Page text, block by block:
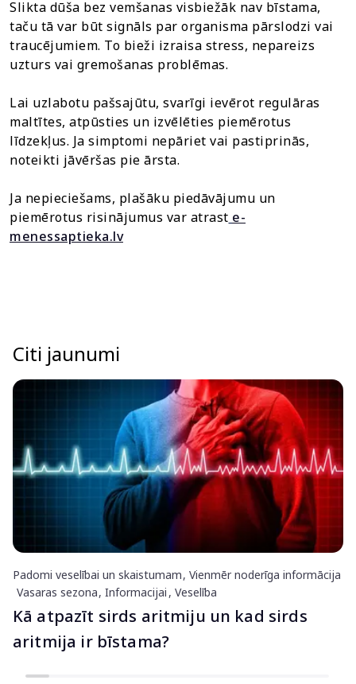
Slikta dūša bez vemšanas visbiežāk nav bīstama,
taču tā var būt signāls par organisma pārslodzi vai
traucējumiem. To bieži izraisa stress, nepareizs
uzturs vai gremošanas problēmas.
Lai uzlabotu pašsajūtu, svarīgi ievērot regulāras
maltītes, atpūsties un izvēlēties piemērotus
līdzekļus. Ja simptomi nepāriet vai pastiprinās,
noteikti jāvēršas pie ārsta.
Ja nepieciešams, plašāku piedāvājumu un
piemērotus risinājumus var atrast e-
menessaptieka.lv
Citi jaunumi
Padomi veselībai un skaistumam Vienmēr noderīga informācija
Vasaras sezona Informacijai Veselība
Kā atpazīt sirds aritmiju un kad sirds
aritmija ir bīstama?